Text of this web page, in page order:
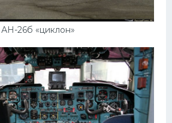
АН-26б «циклон»